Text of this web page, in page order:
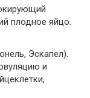
плодное яйцо.
Эскапел).
и